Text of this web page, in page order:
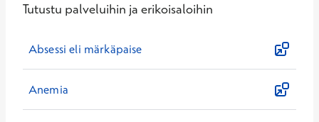
Tutustu palveluihin ja erikoisaloihin
Absessi eli märkäpaise
Anemia